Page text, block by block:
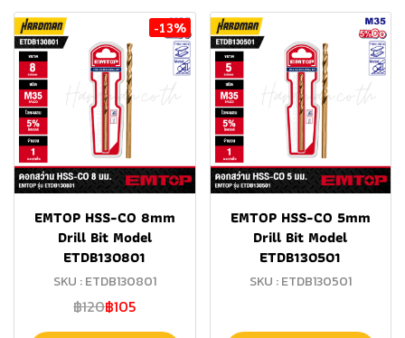
-13%
EMTOP HSS-CO 8mm
Drill Bit Model
ETDB130801
SKU : ETDB130801
฿120฿105
EMTOP HSS-CO 5mm
Drill Bit Model
ETDB130501
SKU : ETDB130501